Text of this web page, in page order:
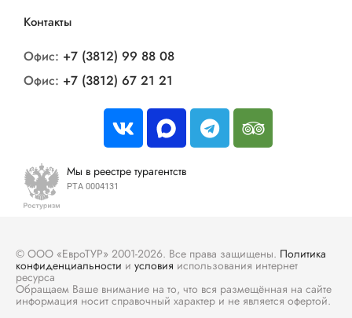
Контакты
Офис: +7 (3812) 99 88 08
Офис: +7 (3812) 67 21 21
Мы в реестре турагентств
РТА 0004131
© ООО «ЕвроТУР» 2001-2026. Все права защищены. Политика
конфиденциальности и условия использования интернет
ресурса
Обращаем Ваше внимание на то, что вся размещённая на сайте
информация носит справочный характер и не является офертой.